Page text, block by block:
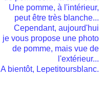
Une pomme, à l'intérieur,
peut être très blanche...
Cependant, aujourd'hui
je vous propose une photo
de pomme, mais vue de
l'extérieur...
A bientôt, Lepetitoursblanc.